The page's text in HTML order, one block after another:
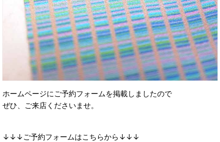
ホームページにご予約フォームを掲載しましたので
ぜひ、ご来店くださいませ。
↓↓↓ご予約フォームはこちらから↓↓↓